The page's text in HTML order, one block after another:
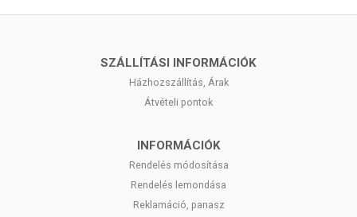
SZÁLLÍTÁSI INFORMÁCIÓK
Házhozszállítás, Árak
Átvételi pontok
INFORMÁCIÓK
Rendelés módosítása
Rendelés lemondása
Reklamáció, panasz